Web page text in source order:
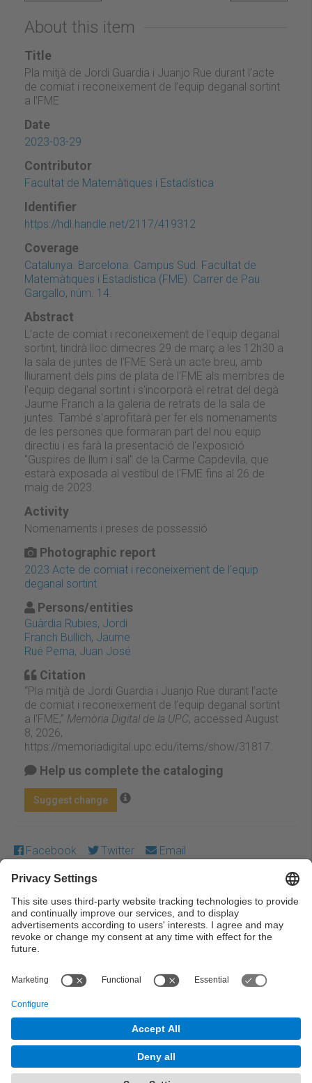
About this item
Title
Pla mitjà de Jordi Guardia i Juanjo Rue durant l’acte
de comiat i reconeixement de l’equip deganal sortint
a l'FME
Date
2023-03-29
Contributor
Facultat de Matemàtiques i Estadística
Identifier
https://hdl.handle.net/2117/419312
Coverage
Catalunya. Barcelona. Campus Sud. Facultat de
Matemàtiques i Estadística (FME). Carrer de Pau
Gargallo, núm. 14.
Abstract
L'acte de comiat i reconeixement de l'equip deganal
sortint, tindrà lloc dimecres 29 de març a les 12h30 a
la sala de juntes de l'FME Serà un acte breu, amb
lliurament dels pins de plata de l'FME als membres de
l'equip deganal sortint i s'incorporà el retrat del degà
Jaume Franch a la galeria de retrats de la sala de
juntes. També s'aprofitarà per fer els nomenaments
de les persones que formaran part del nou equip
directiu i es farà la presentació de l'exposició
"Guspires de llum i sal" de la Carme Capdevila, que
estarà exposada al vestíbul de l'FME fins al 26 de
maig de 2023.
Activity
Nomenaments i preses de possessió
Photographic report
2023 Acte de comiat i reconeixement de l'equip
deganal sortint
Persons/entities
Guàrdia Rubies, Jordi
Franch Bullich, Jaume
Rué Perna, Juan José
Citation
“Pla mitjà de Jordi Guardia i Juanjo Rue durant l’acte
de comiat i reconeixement de l’equip deganal sortint
a l'FME,” Memòria Digital de la UPC, accessed August
8, 2026,
https://memoriadigital.upc.edu/items/show/31817
Help us complete the cataloging
Suggest change
Facebook Twitter Email
Except where otherwise noted, content on this work is
licensed under a Creative Commons license:Attribution-
NonCommercial-NoDerivs 3.0 Spain
© UPC Universitat Politècnica de Catalunya ·
BarcelonaTech